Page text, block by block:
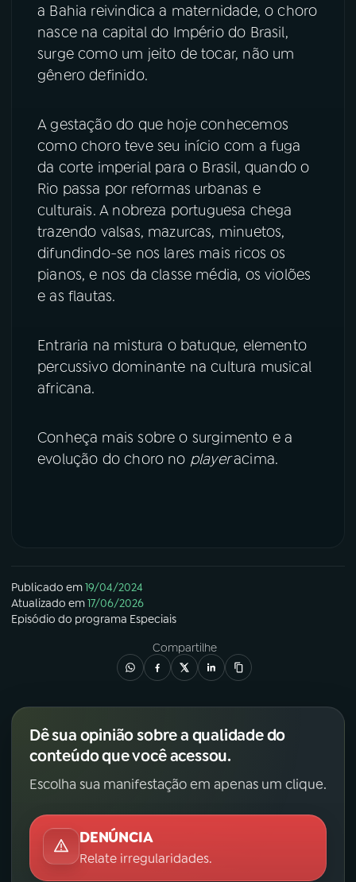
ACOMPANHE A RÁDIO NACIONAL
YouTube
Instagram
a Bahia reivindica a maternidade, o choro
nasce na capital do Império do Brasil,
surge como um jeito de tocar, não um
gênero definido.
A gestação do que hoje conhecemos
como choro teve seu início com a fuga
da corte imperial para o Brasil, quando o
Rio passa por reformas urbanas e
culturais. A nobreza portuguesa chega
trazendo valsas, mazurcas, minuetos,
difundindo-se nos lares mais ricos os
pianos, e nos da classe média, os violões
e as flautas.
Entraria na mistura o batuque, elemento
percussivo dominante na cultura musical
africana.
Conheça mais sobre o surgimento e a
evolução do choro no playeracima.
Publicado em19/04/2024
Atualizado em17/06/2026
Episódio do programa Especiais
Compartilhe
Dê sua opinião sobre a qualidade do
conteúdo que você acessou.
Escolha sua manifestação em apenas um clique.
DENÚNCIA
Relate irregularidades.